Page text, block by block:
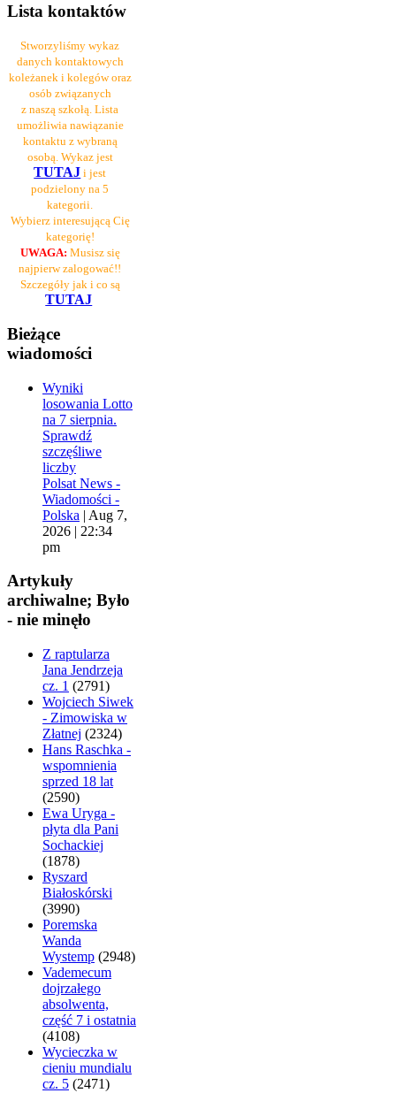
Lista kontaktów
Stworzyliśmy wykaz
danych kontaktowych
koleżanek i kolegów oraz
osób związanych
z naszą szkołą. Lista
umożliwia nawiązanie
kontaktu z wybraną
osobą. Wykaz jest
TUTAJ i jest
podzielony na 5
kategorii.
Wybierz interesującą Cię
kategorię!
UWAGA: Musisz się
najpierw zalogować!!
Szczegóły jak i co są
TUTAJ
Bieżące
wiadomości
Wyniki
losowania Lotto
na 7 sierpnia.
Sprawdź
szczęśliwe
liczby
Polsat News -
Wiadomości -
Polska | Aug 7,
2026 | 22:34
pm
Artykuły
archiwalne; Było
- nie minęło
Z raptularza
Jana Jendrzeja
cz. 1 (2791)
Wojciech Siwek
- Zimowiska w
Złatnej (2324)
Hans Raschka -
wspomnienia
sprzed 18 lat
(2590)
Ewa Uryga -
płyta dla Pani
Sochackiej
(1878)
Ryszard
Białoskórski
(3990)
Poremska
Wanda
Wystemp (2948)
Vademecum
dojrzałego
absolwenta,
część 7 i ostatnia
(4108)
Wycieczka w
cieniu mundialu
cz. 5 (2471)